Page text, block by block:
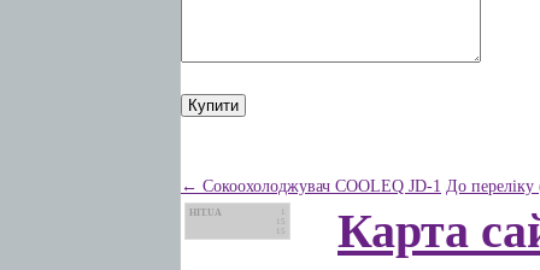
← Сокоохолоджувач COOLEQ JD-1 До переліку
HIT.UA
1
15
15
Карта